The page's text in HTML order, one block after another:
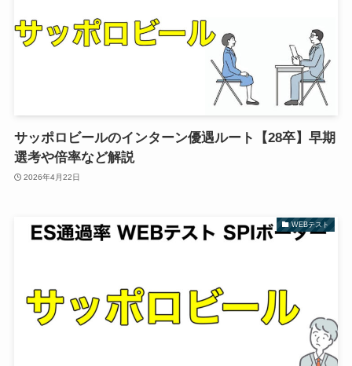
サッポロビールのインターン優遇ルート【28卒】早期
選考や倍率など解説
2026年4月22日
WEBテスト